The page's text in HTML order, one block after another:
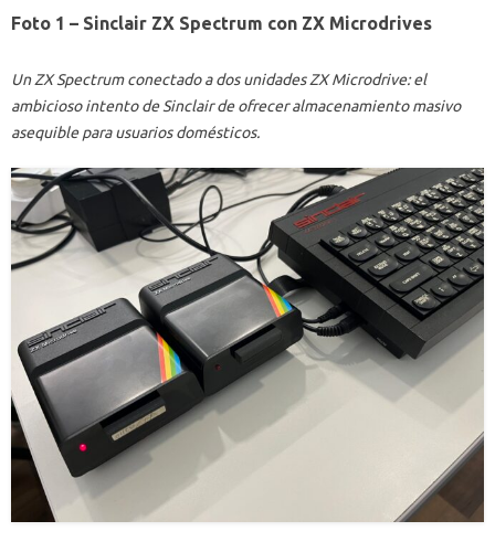
Foto 1 – Sinclair ZX Spectrum con ZX Microdrives
Un ZX Spectrum conectado a dos unidades ZX Microdrive: el
ambicioso intento de Sinclair de ofrecer almacenamiento masivo
asequible para usuarios domésticos.